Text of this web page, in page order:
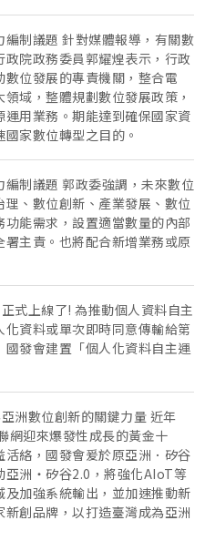
制議題 針對媒體報導，有關數
院政務委員郭耀煌表示，行政
位發展的專責機關，整合電
域，整體規劃數位發展政策，
用業務。期能達到確保國家資
家數位轉型之目的。
制議題 郭政委強調，未來數位
、數位創新、產業發展、數位
能需求，設置適當數量的內部
主責。也將配合新增業務或原
式上線了! 為推動個人資料自主
資料或單次即時同意傳輸給第
發會建置「個人化資料自主運
數位創新的關鍵力量 近年
網迎來爆發性成長的黃金十
絡，國發會爰於原亞洲．矽谷
亞洲‧矽谷2.0，將強化AIoT等
加強系統輸出，並加速推動新
創品牌，以打造臺灣成為亞洲